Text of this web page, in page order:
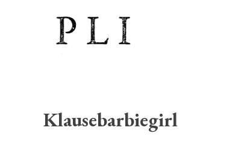
Klausebarbiegirl